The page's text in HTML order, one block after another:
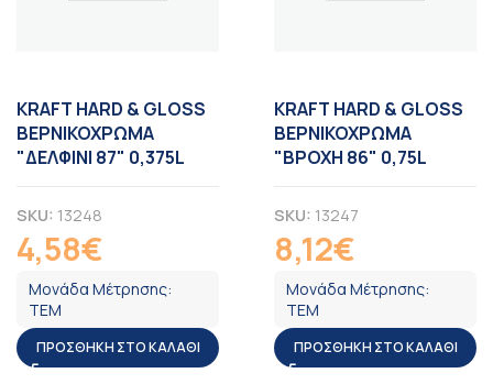
KRAFT HARD & GLOSS
ΒΕΡΝΙΚΟΧΡΩΜΑ
"ΔΕΛΦΙΝΙ 87" 0,375L
SKU: 13248
4,58€
Μονάδα Μέτρησης:
ΤΕΜ
ΠΡΟΣΘΉΚΗ ΣΤΟ ΚΑΛΆΘΙ
KRAFT HARD & GLOSS
ΒΕΡΝΙΚΟΧΡΩΜΑ
"ΒΡΟΧΗ 86" 0,75L
SKU: 13247
8,12€
Μονάδα Μέτρησης:
ΤΕΜ
ΠΡΟΣΘΉΚΗ ΣΤΟ ΚΑΛΆΘΙ